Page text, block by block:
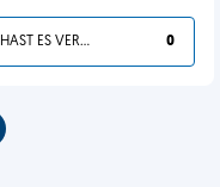
DU HAST ES VERDIENT 0